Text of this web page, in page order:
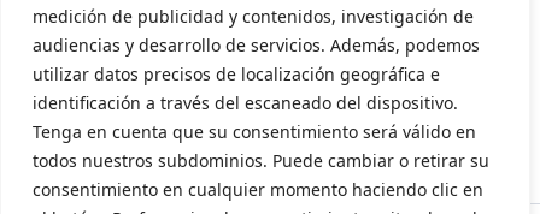
medición de publicidad y contenidos, investigación de
audiencias y desarrollo de servicios. Además, podemos
utilizar datos precisos de localización geográfica e
identificación a través del escaneado del dispositivo.
Tenga en cuenta que su consentimiento será válido en
todos nuestros subdominios. Puede cambiar o retirar su
consentimiento en cualquier momento haciendo clic en
Aviso Legal
Política de privacidad
Política de cookies